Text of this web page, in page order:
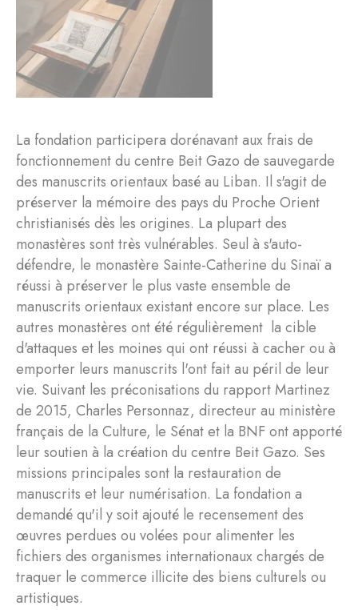
La fondation participera dorénavant aux frais de
fonctionnement du centre Beit Gazo de sauvegarde
des manuscrits orientaux basé au Liban. Il s'agit de
préserver la mémoire des pays du Proche Orient
christianisés dès les origines. La plupart des
monastères sont très vulnérables. Seul à s'auto-
défendre, le monastère Sainte-Catherine du Sinaï a
réussi à préserver le plus vaste ensemble de
manuscrits orientaux existant encore sur place. Les
autres monastères ont été régulièrement la cible
d'attaques et les moines qui ont réussi à cacher ou à
emporter leurs manuscrits l'ont fait au péril de leur
vie. Suivant les préconisations du rapport Martinez
de 2015, Charles Personnaz, directeur au ministère
français de la Culture, le Sénat et la BNF ont apporté
leur soutien à la création du centre Beit Gazo. Ses
missions principales sont la restauration de
manuscrits et leur numérisation. La fondation a
demandé qu'il y soit ajouté le recensement des
œuvres perdues ou volées pour alimenter les
fichiers des organismes internationaux chargés de
traquer le commerce illicite des biens culturels ou
artistiques.